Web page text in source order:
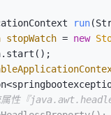
run
stopWatch = new
性『